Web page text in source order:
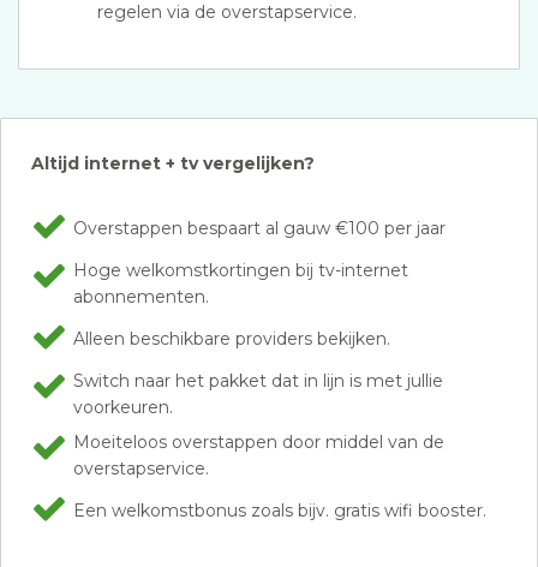
regelen via de overstapservice.
Altijd internet + tv vergelijken?
Overstappen bespaart al gauw €100 per jaar
Hoge welkomstkortingen bij tv-internet
abonnementen.
Alleen beschikbare providers bekijken.
Switch naar het pakket dat in lijn is met jullie
voorkeuren.
Moeiteloos overstappen door middel van de
overstapservice.
Een welkomstbonus zoals bijv. gratis wifi booster.